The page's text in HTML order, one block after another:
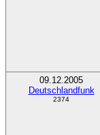
09.12.2005
Deutschlandfunk
2374